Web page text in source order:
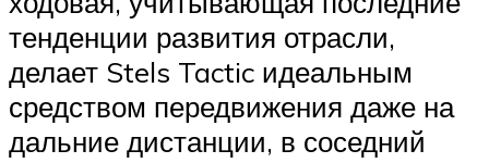
тенденции развития отрасли,
делает Stels Tactic идеальным
средством передвижения даже на
дальние дистанции, в соседний